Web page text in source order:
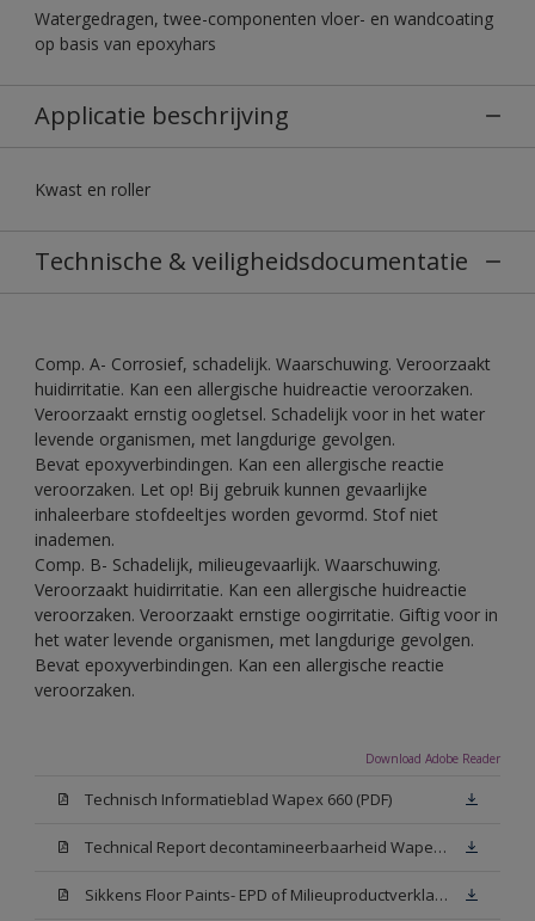
Watergedragen, twee-componenten vloer- en wandcoating
op basis van epoxyhars
Applicatie beschrijving
Kwast en roller
Technische & veiligheidsdocumentatie
Comp. A- Corrosief, schadelijk. Waarschuwing. Veroorzaakt
huidirritatie. Kan een allergische huidreactie veroorzaken.
Veroorzaakt ernstig oogletsel. Schadelijk voor in het water
levende organismen, met langdurige gevolgen.
Bevat epoxyverbindingen. Kan een allergische reactie
veroorzaken. Let op! Bij gebruik kunnen gevaarlijke
inhaleerbare stofdeeltjes worden gevormd. Stof niet
inademen.
Comp. B- Schadelijk, milieugevaarlijk. Waarschuwing.
Veroorzaakt huidirritatie. Kan een allergische huidreactie
veroorzaken. Veroorzaakt ernstige oogirritatie. Giftig voor in
het water levende organismen, met langdurige gevolgen.
Bevat epoxyverbindingen. Kan een allergische reactie
veroorzaken.
Download Adobe Reader
Technisch Informatieblad Wapex 660 (PDF)
Technical Report decontamineerbaarheid Wapex 660
Sikkens Floor Paints- EPD of Milieuproductverklaring